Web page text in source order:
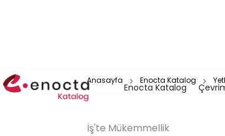
Enocta Katalog
Anasayfa Enocta Katalog
İş'te Mükemmellik